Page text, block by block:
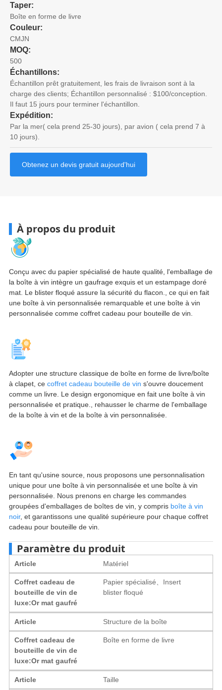
Taper:
Boîte en forme de livre
Couleur:
CMJN
MOQ:
500
Échantillons:
Échantillon prêt gratuitement, les frais de livraison sont à la
charge des clients; Échantillon personnalisé : $100/conception.
Il faut 15 jours pour terminer l'échantillon.
Expédition:
Par la mer( cela prend 25-30 jours), par avion ( cela prend 7 à
10 jours).
Obtenez un devis gratuit aujourd'hui
À propos du produit
Conçu avec du papier spécialisé de haute qualité, l'emballage de
la boîte à vin intègre un gaufrage exquis et un estampage doré
mat. Le blister floqué assure la sécurité du flacon., ce qui en fait
une boîte à vin personnalisée remarquable et une boîte à vin
personnalisée comme coffret cadeau pour bouteille de vin.
Adopter une structure classique de boîte en forme de livre/boîte
à clapet, ce coffret cadeau bouteille de vin s'ouvre doucement
comme un livre. Le design ergonomique en fait une boîte à vin
personnalisée et pratique., rehausser le charme de l'emballage
de la boîte à vin et de la boîte à vin personnalisée.
En tant qu'usine source, nous proposons une personnalisation
unique pour une boîte à vin personnalisée et une boîte à vin
personnalisée. Nous prenons en charge les commandes
groupées d'emballages de boîtes de vin, y compris boîte à vin
noir, et garantissons une qualité supérieure pour chaque coffret
cadeau pour bouteille de vin.
Paramètre du produit
Article Matériel
Coffret cadeau de
bouteille de vin de
luxe:Or mat gaufré
Papier spécialisé、Insert
blister floqué
Article Structure de la boîte
Coffret cadeau de
bouteille de vin de
luxe:Or mat gaufré
Boîte en forme de livre
Article Taille